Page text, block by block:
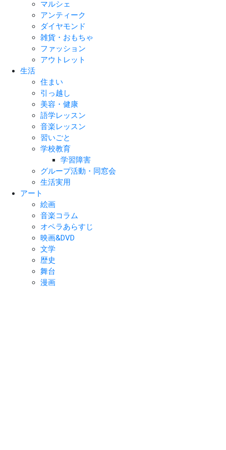
マルシェ
アンティーク
ダイヤモンド
雑貨・おもちゃ
ファッション
アウトレット
生活
住まい
引っ越し
美容・健康
語学レッスン
音楽レッスン
習いごと
学校教育
学習障害
グループ活動・同窓会
生活実用
アート
絵画
音楽コラム
オペラあらすじ
映画&DVD
文学
歴史
舞台
漫画